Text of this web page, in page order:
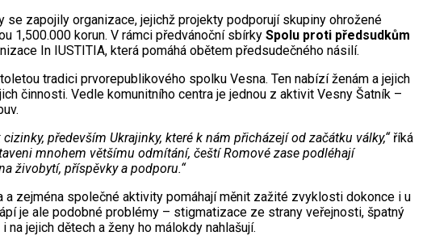
zapojily organizace, jejichž projekty podporují skupiny ohrožené
1,500.000 korun. V rámci předvánoční sbírky Spolu proti předsudkům
In IUSTITIA, která pomáhá obětem předsudečného násilí.
tradici prvorepublikového spolku Vesna. Ten nabízí ženám a jejich
činnosti. Vedle komunitního centra je jednou z aktivit Vesny Šatník –
především Ukrajinky, které k nám přicházejí od začátku války,“říká
mnohem většímu odmítání, čeští Romové zase podléhají
živobytí, příspěvky a podporu.“
zejména společné aktivity pomáhají měnit zažité zvyklosti dokonce i u
je ale podobné problémy – stigmatizace ze strany veřejnosti, špatný
jejich dětech a ženy ho málokdy nahlašují.